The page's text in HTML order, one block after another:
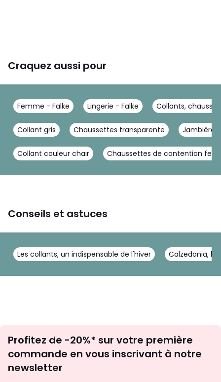
Craquez aussi pour
Femme - Falke Lingerie - Falke Collants,
Collant gris Chaussettes transparente Jambières
Collant couleur chair Chaussettes de contention
Conseils et astuces
Les collants, un indispensable de l'hiver Calzedonia,
newsletter
Profitez de -20%* sur votre première
commande en vous inscrivant à notre
newsletter